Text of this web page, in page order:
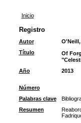
Inicio
Registro
Autor
Título
Of
Año
2013
Número
Palabras clave
Resumen